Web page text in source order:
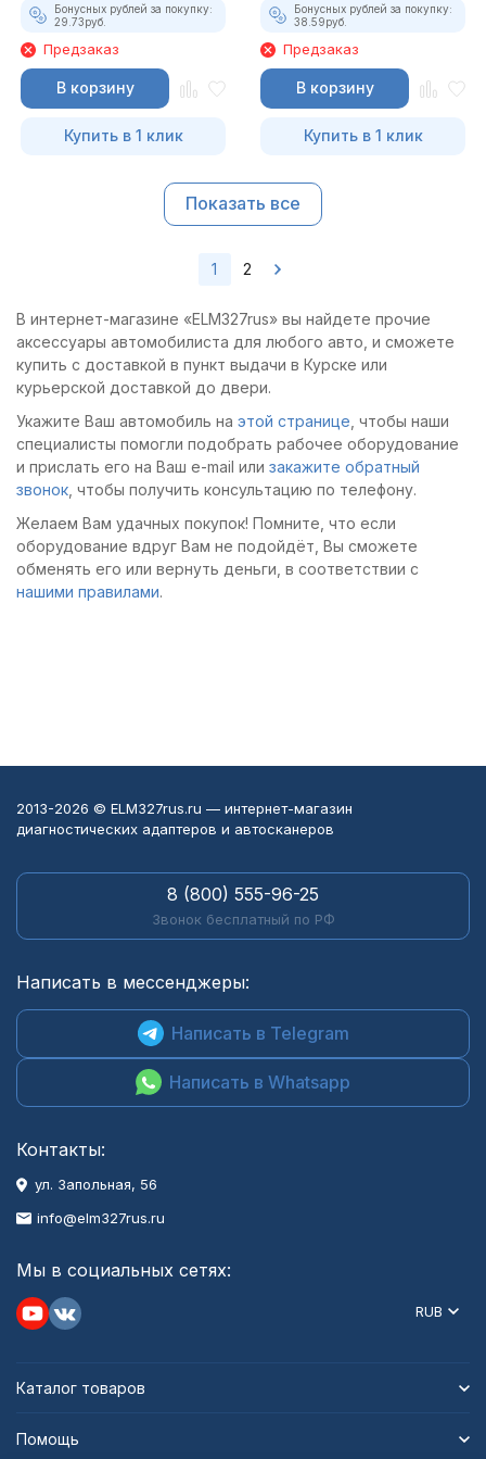
Бонусных рублей за покупку:
29.73руб.
Предзаказ
В корзину
Купить в 1 клик
Бонусных рублей за покупку:
38.59руб.
Предзаказ
В корзину
Купить в 1 клик
Показать все
1 2
В интернет-магазине «ELM327rus» вы найдете прочие
аксессуары автомобилиста для любого авто, и сможете
купить с доставкой в пункт выдачи в Курске или
курьерской доставкой до двери.
Укажите Ваш автомобиль на этой странице , чтобы наши
специалисты помогли подобрать рабочее оборудование
и прислать его на Ваш e-mail или закажите обратный
звонок , чтобы получить консультацию по телефону.
Желаем Вам удачных покупок! Помните, что если
оборудование вдруг Вам не подойдёт, Вы сможете
обменять его или вернуть деньги, в соответствии с
нашими правилами.
2013-2026 © ELM327rus.ru — интернет-магазин
диагностических адаптеров и автосканеров
8 (800) 555-96-25
Звонок бесплатный по РФ
Написать в мессенджеры:
Написать в Telegram
Написать в Whatsapp
Контакты:
ул. Запольная, 56
info@elm327rus.ru
Мы в социальных сетях:
RUB
Каталог товаров
Помощь